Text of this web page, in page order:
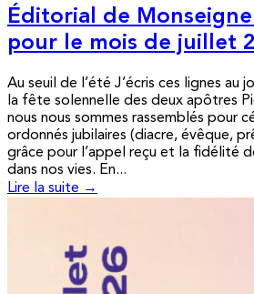
Éditorial de
pour le mois de juillet
Au seuil de l’été J’écris ces lignes au
la fête solennelle des deux apôtres
nous nous sommes rassemblés pour
ordonnés jubilaires (diacre, évêque,
grâce pour l’appel reçu et la fidélité
dans nos vies. En...
Lire la suite →